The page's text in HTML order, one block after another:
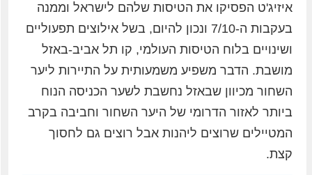
איזיג'ט הפסיקו את הטיסות שלהם לישראל וממנה
בעקבות ה-7/10 ונכון להיום, בשל אילוצים תפעוליים
ושינויים בלוח הטיסות העולמי, קו תל אביב-באזל
מושבת. הדבר משפיע משמעותית על התיירות ליער
השחור מכיוון שבאזל נחשבת לשער הכניסה הנוח
ביותר לאזור הדרומי של היער השחור וחביבה בקרב
המטיילים שרוצים ליהנות אבל רוצים גם לחסוך
קצת.